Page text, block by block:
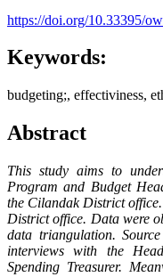
https://doi.org/10.33395/
Keywords:
budgeting;, effectiviness,
Abstract
This study aims to
Program and Budget
the Cilandak District
District office. Data were
data triangulation.
interviews with the
Spending Treasurer.